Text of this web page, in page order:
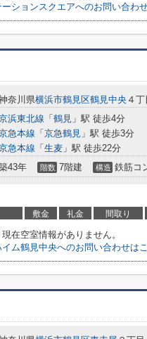
ションスクエアへのお問い合わ
奈川県横浜市鶴見区鶴見中央 ４
浜東北線 「 鶴見 」駅 徒歩4分
急本線 「 京急鶴見 」駅 徒歩3分
急本線 「 生麦 」駅 徒歩22分
43年 階数 7階建 構造 鉄筋コ
敷金 礼金 間取り
現在空室情報がありません。
ム鶴見中央へのお問い合わせは